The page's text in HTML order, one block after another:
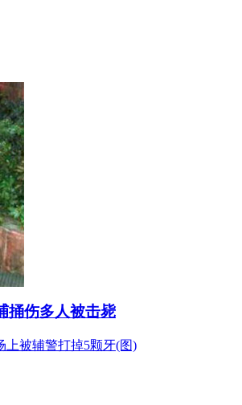
捅伤多人被击毙
上被辅警打掉5颗牙(图)